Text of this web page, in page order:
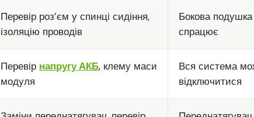
Перевір роз’єм у спинці сидіння,
ізоляцію проводів
Бокова
спрацює
Перевір напругу АКБ, клему маси
модуля
Вся система
відключитися